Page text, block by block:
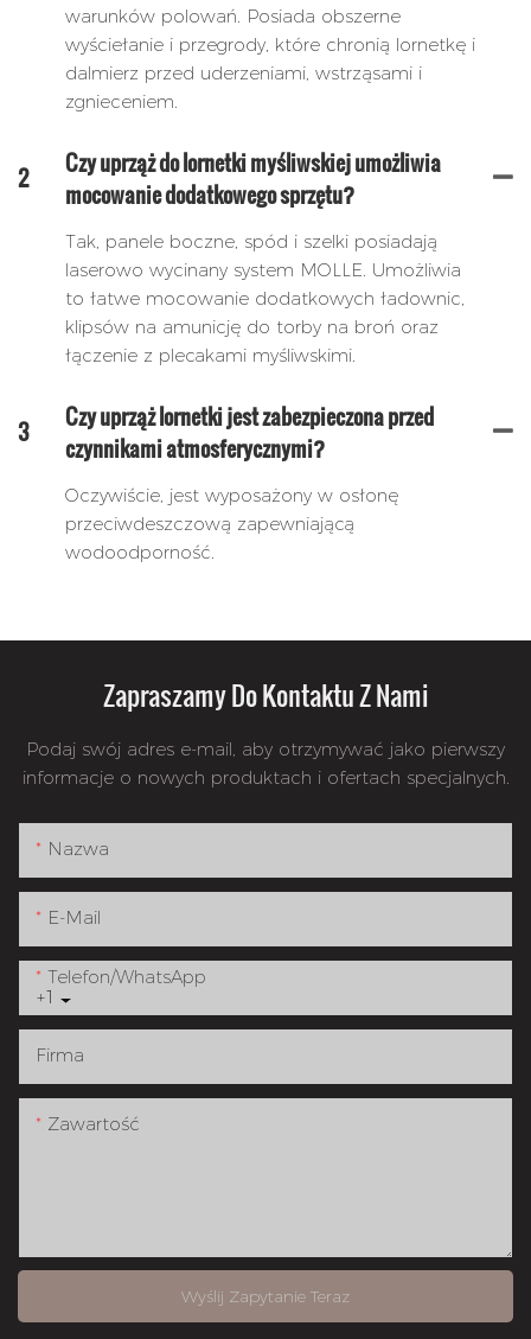
warunków polowań. Posiada obszerne
wyściełanie i przegrody, które chronią lornetkę i
dalmierz przed uderzeniami, wstrząsami i
zgnieceniem.
2
Czy uprząż do lornetki myśliwskiej umożliwia
mocowanie dodatkowego sprzętu?
Tak, panele boczne, spód i szelki posiadają
laserowo wycinany system MOLLE. Umożliwia
to łatwe mocowanie dodatkowych ładownic,
klipsów na amunicję do torby na broń oraz
łączenie z plecakami myśliwskimi.
3
Czy uprząż lornetki jest zabezpieczona przed
czynnikami atmosferycznymi?
Oczywiście, jest wyposażony w osłonę
przeciwdeszczową zapewniającą
wodoodporność.
Zapraszamy Do Kontaktu Z Nami
Podaj swój adres e-mail, aby otrzymywać jako pierwszy
informacje o nowych produktach i ofertach specjalnych.
Nazwa
E-Mail
+1
Telefon/WhatsApp
Firma
Zawartość
Wyślij Zapytanie Teraz